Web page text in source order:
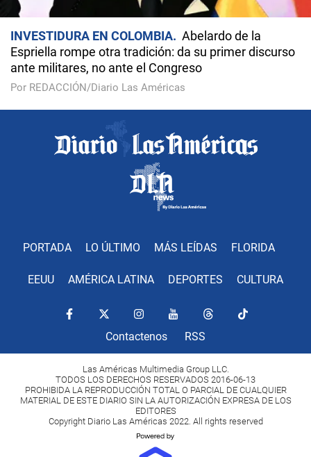
INVESTIDURA EN COLOMBIA
Abelardo de la
Espriella rompe otra tradición: da su primer discurso
ante militares, no ante el Congreso
Por REDACCIÓN/Diario Las Américas
PORTADA LO ÚLTIMO MÁS LEÍDAS FLORIDA
EEUU AMÉRICA LATINA DEPORTES CULTURA
Contactenos RSS
Las Américas Multimedia Group LLC.
TODOS LOS DERECHOS RESERVADOS 2016-06-13
PROHIBIDA LA REPRODUCCIÓN TOTAL O PARCIAL DE CUALQUIER
MATERIAL DE ESTE DIARIO SIN LA AUTORIZACIÓN EXPRESA DE LOS
EDITORES
Copyright Diario Las Américas 2022. All rights reserved